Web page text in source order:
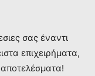
σας έναντι
επιχειρήματα,
αποτελέσματα!